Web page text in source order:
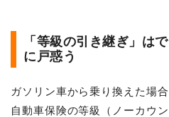
「等級の引き継ぎ」は
に戸惑う
ガソリン車から乗り換えた場
自動車保険の等級（ノーカウ